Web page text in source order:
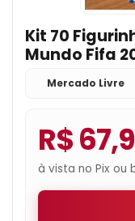
Kit 70
Mundo Fifa
Mercado Livre
R$
à vista no Pix ou